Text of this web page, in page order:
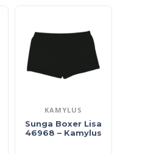
KAMYLUS
Sunga Boxer Lisa
46968 – Kamylus